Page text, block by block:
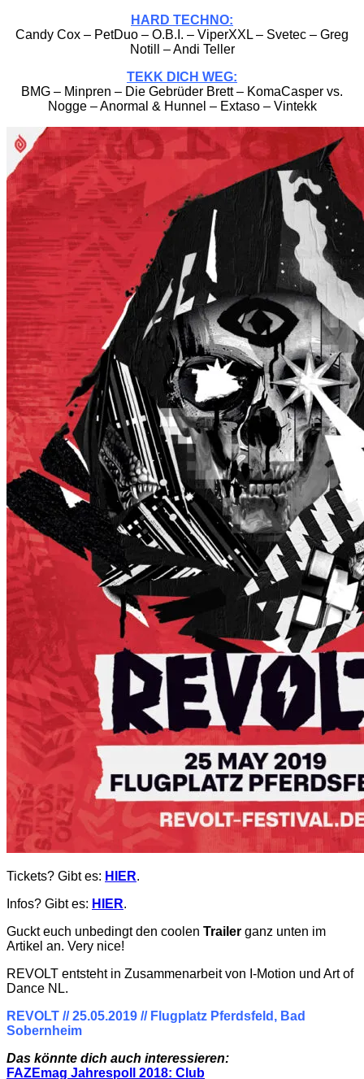
HARD TECHNO:
Candy Cox – PetDuo – O.B.I. – ViperXXL – Svetec – Greg
Notill – Andi Teller
TEKK DICH WEG:
BMG – Minpren – Die Gebrüder Brett – KomaCasper vs.
Nogge – Anormal & Hunnel – Extaso – Vintekk
Tickets? Gibt es: HIER.
Infos? Gibt es: HIER.
Guckt euch unbedingt den coolen Trailer ganz unten im
Artikel an. Very nice!
REVOLT entsteht in Zusammenarbeit von I-Motion und Art of
Dance NL.
REVOLT // 25.05.2019 // Flugplatz Pferdsfeld, Bad
Sobernheim
Das könnte dich auch interessieren:
FAZEmag Jahrespoll 2018: Club